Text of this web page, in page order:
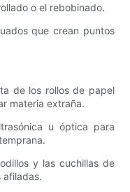
o el rebobinado.
que crean puntos
de los rollos de papel
materia extraña.
u óptica para
y las cuchillas de
afiladas.